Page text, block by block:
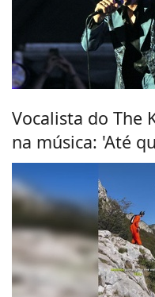
Vocalista do The
na música: 'Até